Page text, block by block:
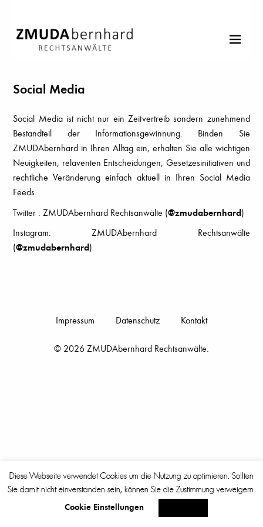
Social Media
Social Media ist nicht nur ein Zeitvertreib sondern zunehmend
Bestandteil der Informationsgewinnung. Binden Sie
ZMUDAbernhard in Ihren Alltag ein, erhalten Sie alle wichtigen
Neuigkeiten, relaventen Entscheidungen, Gesetzesinitiativen und
rechtliche Veränderung einfach aktuell in Ihren Social Media
Feeds.
Twitter : ZMUDAbernhard Rechtsanwälte (@zmudabernhard)
Instagram: ZMUDAbernhard Rechtsanwälte
(@zmudabernhard)
Impressum Datenschutz Kontakt
© 2026 ZMUDAbernhard Rechtsanwälte.
Diese Webseite verwendet Cookies um die Nutzung zu optimieren. Sollten
Sie damit nicht einverstanden sein, können Sie die Zustimmung verweigern.
Cookie Einstellungen